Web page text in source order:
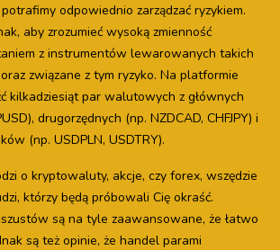
odpowiednio zarządzać ryzykiem.
aby zrozumieć wysoką zmienność
z instrumentów lewarowanych takich
związane z tym ryzyko. Na platformie
kilkadziesiąt par walutowych z głównych
drugorzędnych (np. NZDCAD, CHFJPY) i
(np. USDPLN, USDTRY).
o kryptowaluty, akcje, czy forex, wszędzie
którzy będą próbowali Cię okraść.
są na tyle zaawansowane, że łatwo
są też opinie, że handel parami